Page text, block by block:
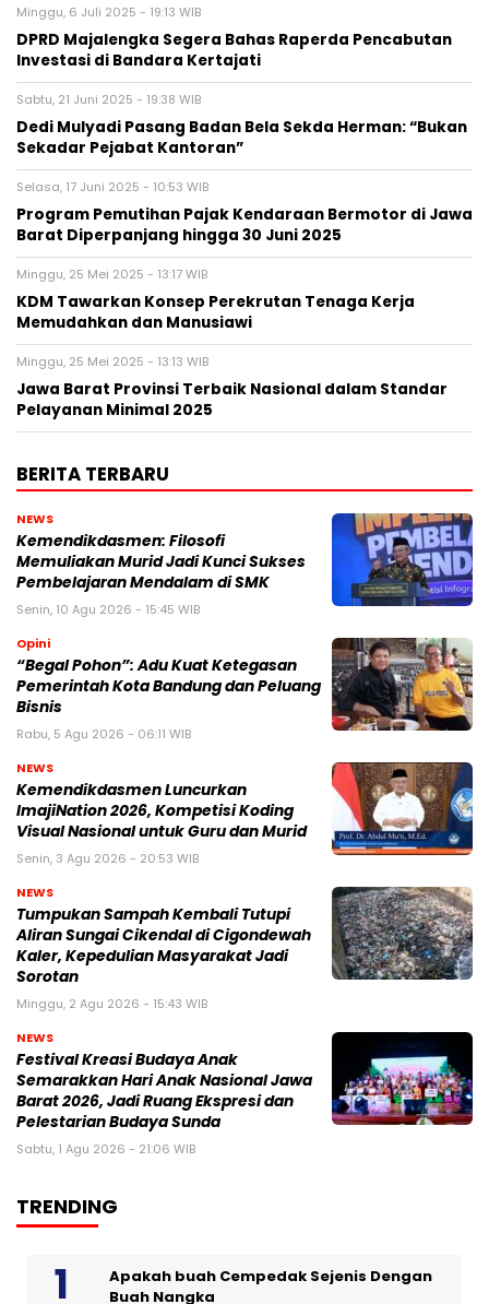
Minggu, 6 Juli 2025 - 19:13 WIB
DPRD Majalengka Segera Bahas Raperda Pencabutan
Investasi di Bandara Kertajati
Sabtu, 21 Juni 2025 - 19:38 WIB
Dedi Mulyadi Pasang Badan Bela Sekda Herman: “Bukan
Sekadar Pejabat Kantoran”
Selasa, 17 Juni 2025 - 10:53 WIB
Program Pemutihan Pajak Kendaraan Bermotor di Jawa
Barat Diperpanjang hingga 30 Juni 2025
Minggu, 25 Mei 2025 - 13:17 WIB
KDM Tawarkan Konsep Perekrutan Tenaga Kerja
Memudahkan dan Manusiawi
Minggu, 25 Mei 2025 - 13:13 WIB
Jawa Barat Provinsi Terbaik Nasional dalam Standar
Pelayanan Minimal 2025
BERITA TERBARU
NEWS
Kemendikdasmen: Filosofi
Memuliakan Murid Jadi Kunci Sukses
Pembelajaran Mendalam di SMK
Senin, 10 Agu 2026 - 15:45 WIB
Opini
“Begal Pohon”: Adu Kuat Ketegasan
Pemerintah Kota Bandung dan Peluang
Bisnis
Rabu, 5 Agu 2026 - 06:11 WIB
NEWS
Kemendikdasmen Luncurkan
ImajiNation 2026, Kompetisi Koding
Visual Nasional untuk Guru dan Murid
Senin, 3 Agu 2026 - 20:53 WIB
NEWS
Tumpukan Sampah Kembali Tutupi
Aliran Sungai Cikendal di Cigondewah
Kaler, Kepedulian Masyarakat Jadi
Sorotan
Minggu, 2 Agu 2026 - 15:43 WIB
NEWS
Festival Kreasi Budaya Anak
Semarakkan Hari Anak Nasional Jawa
Barat 2026, Jadi Ruang Ekspresi dan
Pelestarian Budaya Sunda
Sabtu, 1 Agu 2026 - 21:06 WIB
TRENDING
Apakah buah Cempedak Sejenis Dengan
Buah Nangka